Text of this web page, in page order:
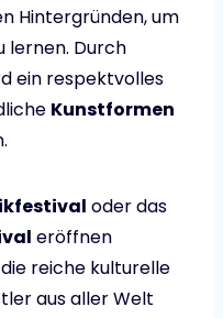
Hintergründen, um
lernen. Durch
ein respektvolles
Kunstformen
oder das
eröffnen
reiche kulturelle
aus aller Welt